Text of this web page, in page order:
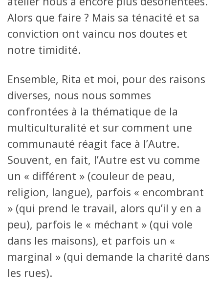
Alors que faire ? Mais sa ténacité et sa
conviction ont vaincu nos doutes et
notre timidité.
Ensemble, Rita et moi, pour des raisons
diverses, nous nous sommes
confrontées à la thématique de la
multiculturalité et sur comment une
communauté réagit face à l’Autre.
Souvent, en fait, l’Autre est vu comme
un « différent » (couleur de peau,
religion, langue), parfois « encombrant
» (qui prend le travail, alors qu’il y en a
peu), parfois le « méchant » (qui vole
dans les maisons), et parfois un «
marginal » (qui demande la charité dans
les rues).